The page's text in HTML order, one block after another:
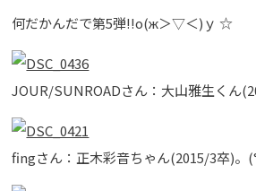
何だかんだで第5弾!!о(ж＞▽＜)ｙ ☆
JOUR/SUNROADさん：大山雅生くん
fingさん：正木彩音ちゃん(2015/3卒)。